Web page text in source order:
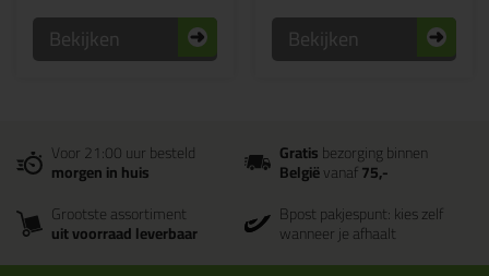
Bekijken Bekijken
Voor 21:00 uur besteld
morgen in huis
Gratisbezorging binnen
Belgiëvanaf75,-
Grootste assortiment
uit voorraad leverbaar
Bpost pakjespunt: kies zelf
wanneer je afhaalt